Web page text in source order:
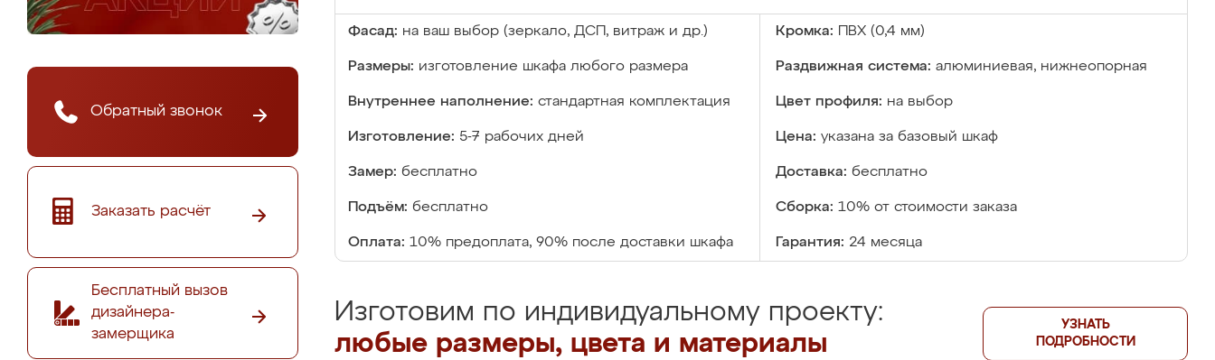
Обратный звонок
Заказать расчёт
Бесплатный вызов
дизайнера-
замерщика
Фасад: на ваш выбор (зеркало, ДСП, витраж и др.) Кромка: ПВХ (0,4 мм)
Размеры: изготовление шкафа любого размера Раздвижная система: алюминиевая, нижнеопорная
Внутреннее наполнение: стандартная комплектация Цвет профиля: на выбор
Изготовление: 5-7 рабочих дней Цена: указана за базовый шкаф
Замер: бесплатно Доставка: бесплатно
Подъём: бесплатно Сборка: 10% от стоимости заказа
Оплата: 10% предоплата, 90% после доставки шкафа Гарантия: 24 месяца
Изготовим по индивидуальному проекту:
любые размеры, цвета и материалы
УЗНАТЬ
ПОДРОБНОСТИ